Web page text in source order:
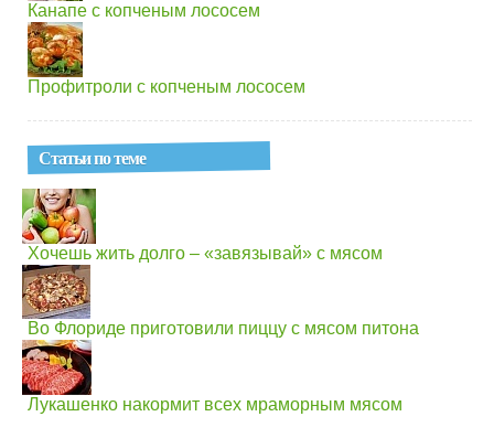
Канапе с копченым лососем
Профитроли с копченым лососем
Статьи по теме
Хочешь жить долго – «завязывай» с мясом
Во Флориде приготовили пиццу с мясом питона
Лукашенко накормит всех мраморным мясом